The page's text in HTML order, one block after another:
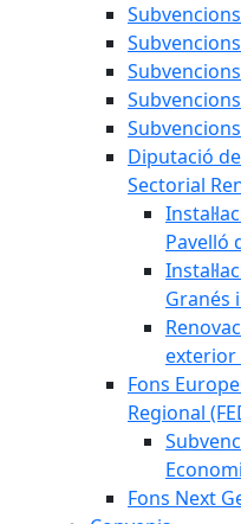
Diputació
Sectorial
Pavelló
Granés
exterior
Fons
Regional
Fons Next